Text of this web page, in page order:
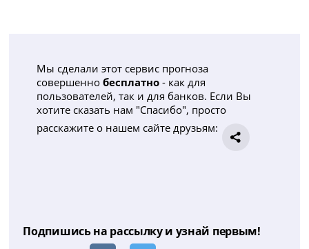
Мы сделали этот сервис прогноза
совершеннобесплатно - как для
пользователей, так и для банков. Если Вы
хотите сказать нам "Спасибо", просто
расскажите о нашем сайте друзьям:
Подпишись на рассылку и узнай первым!